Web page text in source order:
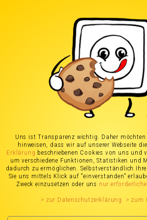
Uns ist Transparenz wichtig. Daher
hinweisen, dass wir auf unserer Webseite
Erklärung beschriebenen Cookies von uns und
um verschiedene Funktionen, Statistiken und
dadurch zu ermöglichen. Selbstverständlich
Sie uns mittels Klick auf "einverstanden"
Zweck einzusetzen oder uns nur
> zur Datenschutzerklärung > zum
Stromanbieter in
(Stand:
Stromanbieter
für Lübeck